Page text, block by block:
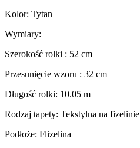
Kolor: Tytan
Wymiary:
Szerokość rolki : 52 cm
Przesunięcie wzoru : 32 cm
Długość rolki: 10.05 m
Rodzaj tapety: Tekstylna na fizelinie
Podłoże: Flizelina